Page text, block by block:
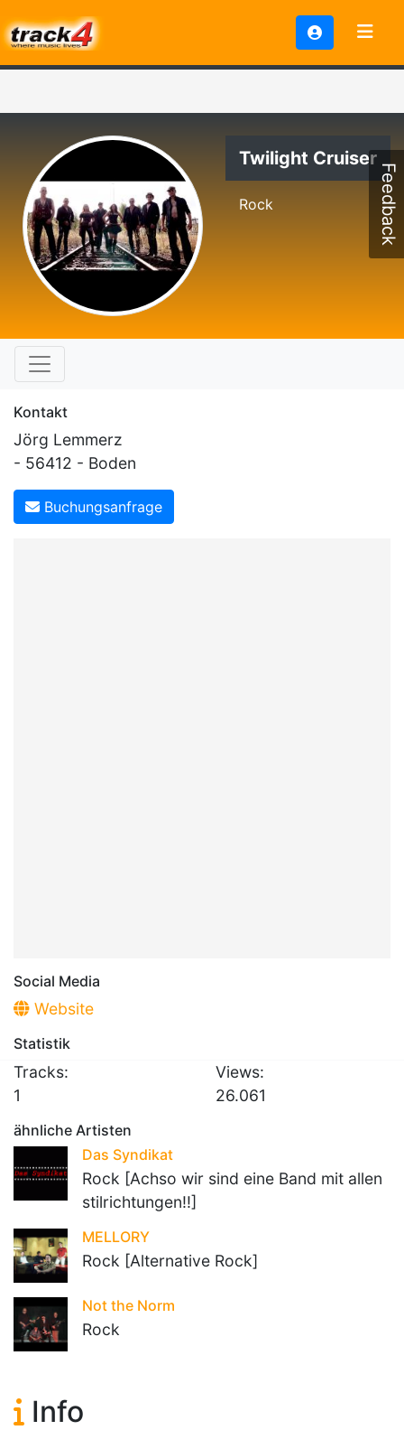
Twilight Cruiser
Rock
Kontakt
Jörg Lemmerz
- 56412 - Boden
Buchungsanfrage
Social Media
Website
Statistik
Tracks:
1
Views:
26.061
ähnliche Artisten
Das Syndikat
Rock [Achso wir sind eine Band mit allen
stilrichtungen!!]
MELLORY
Rock [Alternative Rock]
Not the Norm
Rock
Info
Feedback